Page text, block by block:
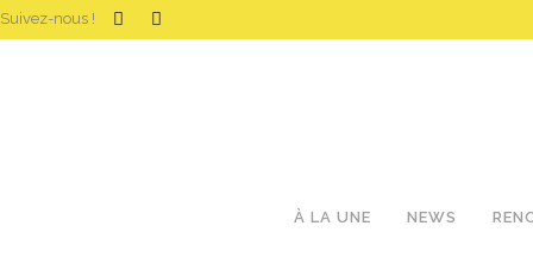
Suivez-nous !
À LA UNE NEWS